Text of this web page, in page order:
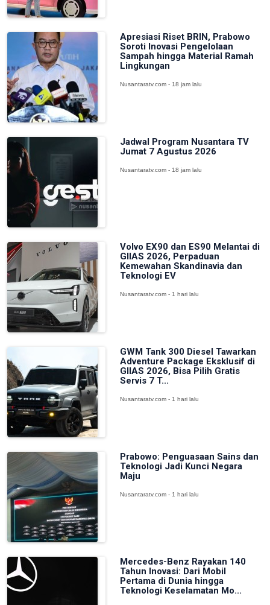
Apresiasi Riset BRIN, Prabowo
Soroti Inovasi Pengelolaan
Sampah hingga Material Ramah
Lingkungan
Nusantaratv.com - 18 jam lalu
Jadwal Program Nusantara TV
Jumat 7 Agustus 2026
Nusantaratv.com - 18 jam lalu
Volvo EX90 dan ES90 Melantai di
GIIAS 2026, Perpaduan
Kemewahan Skandinavia dan
Teknologi EV
Nusantaratv.com - 1 hari lalu
GWM Tank 300 Diesel Tawarkan
Adventure Package Eksklusif di
GIIAS 2026, Bisa Pilih Gratis
Servis 7 T...
Nusantaratv.com - 1 hari lalu
Prabowo: Penguasaan Sains dan
Teknologi Jadi Kunci Negara
Maju
Nusantaratv.com - 1 hari lalu
Mercedes-Benz Rayakan 140
Tahun Inovasi: Dari Mobil
Pertama di Dunia hingga
Teknologi Keselamatan Mo...